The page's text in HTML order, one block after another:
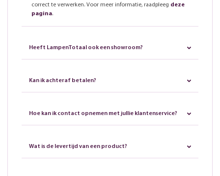
correct te verwerken. Voor meer informatie, raadpleeg deze
pagina.
Heeft LampenTotaal ook een showroom?
Kan ik achteraf betalen?
Hoe kan ik contact opnemen met jullie klantenservice?
Wat is de levertijd van een product?